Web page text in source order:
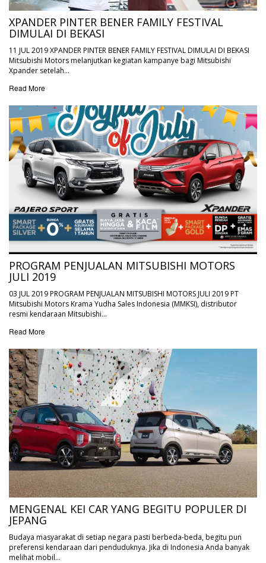
XPANDER PINTER BENER FAMILY FESTIVAL
DIMULAI DI BEKASI
11 JUL 2019 XPANDER PINTER BENER FAMILY FESTIVAL DIMULAI DI BEKASI
Mitsubishi Motors melanjutkan kegiatan kampanye bagi Mitsubishi
Xpander setelah…
Read More
PROGRAM PENJUALAN MITSUBISHI MOTORS
JULI 2019
03 JUL 2019 PROGRAM PENJUALAN MITSUBISHI MOTORS JULI 2019 PT
Mitsubishi Motors Krama Yudha Sales Indonesia (MMKSI), distributor
resmi kendaraan Mitsubishi…
Read More
MENGENAL KEI CAR YANG BEGITU POPULER DI
JEPANG
Budaya masyarakat di setiap negara pasti berbeda-beda, begitu pun
preferensi kendaraan dari penduduknya. Jika di Indonesia Anda banyak
melihat mobil…